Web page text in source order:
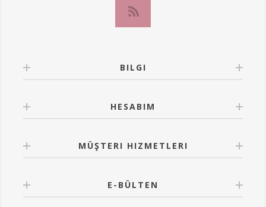
BILGI
HESABIM
MÜŞTERI HIZMETLERI
E-BÜLTEN